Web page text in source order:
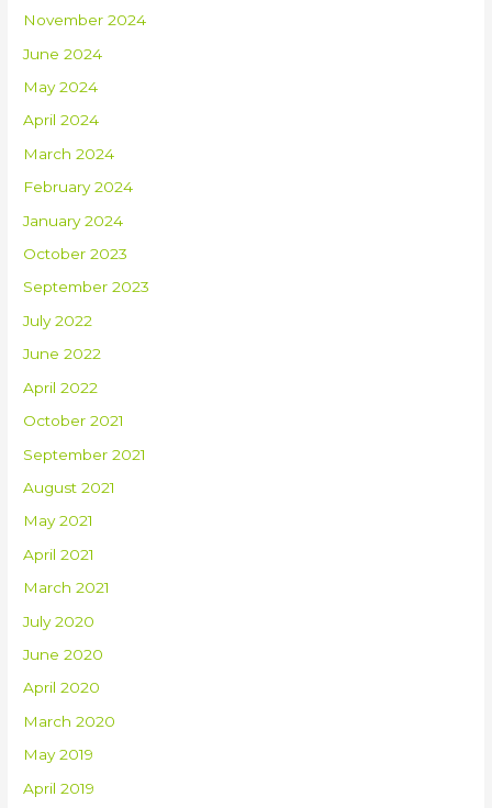
November 2024
June 2024
May 2024
April 2024
March 2024
February 2024
January 2024
October 2023
September 2023
July 2022
June 2022
April 2022
October 2021
September 2021
August 2021
May 2021
April 2021
March 2021
July 2020
June 2020
April 2020
March 2020
May 2019
April 2019